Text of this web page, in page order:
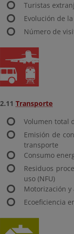
Turistas
Evolución de
Número de
2.11 Transporte
Volumen total
Emisión de
transporte
Consumo
Residuos
uso (NFU)
Motorización
Ecoeficiencia